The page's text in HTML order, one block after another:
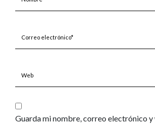
electrónico*
Guarda mi nombre, correo electrónico y